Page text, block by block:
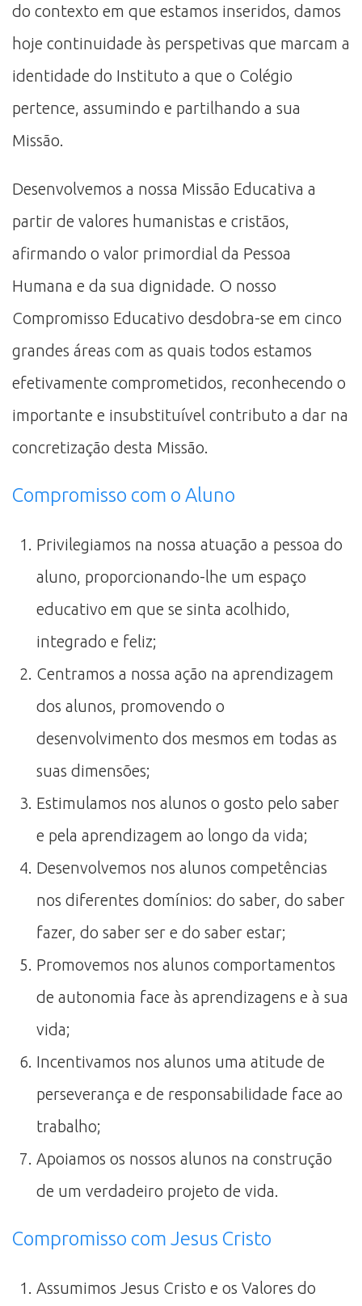
do contexto em que estamos inseridos, damos
hoje continuidade às perspetivas que marcam a
identidade do Instituto a que o Colégio
pertence, assumindo e partilhando a sua
Missão.
Desenvolvemos a nossa Missão Educativa a
partir de valores humanistas e cristãos,
afirmando o valor primordial da Pessoa
Humana e da sua dignidade. O nosso
Compromisso Educativo desdobra-se em cinco
grandes áreas com as quais todos estamos
efetivamente comprometidos, reconhecendo o
importante e insubstituível contributo a dar na
concretização desta Missão.
Compromisso com o Aluno
Privilegiamos na nossa atuação a pessoa do
aluno, proporcionando-lhe um espaço
educativo em que se sinta acolhido,
integrado e feliz;
Centramos a nossa ação na aprendizagem
dos alunos, promovendo o
desenvolvimento dos mesmos em todas as
suas dimensões;
Estimulamos nos alunos o gosto pelo saber
e pela aprendizagem ao longo da vida;
Desenvolvemos nos alunos competências
nos diferentes domínios: do saber, do saber
fazer, do saber ser e do saber estar;
Promovemos nos alunos comportamentos
de autonomia face às aprendizagens e à sua
vida;
Incentivamos nos alunos uma atitude de
perseverança e de responsabilidade face ao
trabalho;
Apoiamos os nossos alunos na construção
de um verdadeiro projeto de vida.
Compromisso com Jesus Cristo
Assumimos Jesus Cristo e os Valores do